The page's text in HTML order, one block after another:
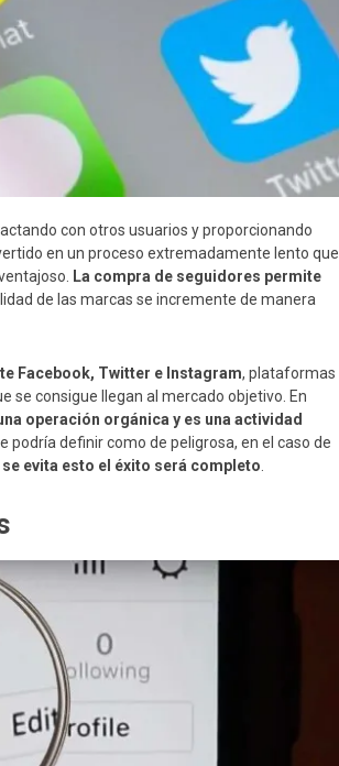
con otros usuarios y proporcionando
en un proceso extremadamente lento que
La compra de seguidores permite
de las marcas se incremente de manera
Facebook, Twitter e Instagram, plataformas
se consigue llegan al mercado objetivo. En
operación orgánica y es una actividad
podría definir como de peligrosa, en el caso de
se evita esto el éxito será completo